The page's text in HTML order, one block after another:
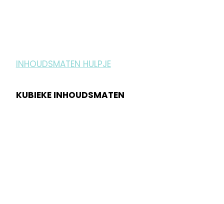
INHOUDSMATEN HULPJE
KUBIEKE INHOUDSMATEN